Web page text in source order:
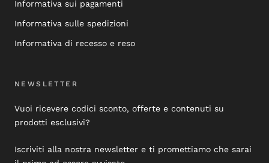
Informativa sui pagamenti
Informativa sulle spedizioni
Informativa di recesso e reso
NEWSLETTER
Vuoi ricevere codici sconto, offerte e contenuti su
prodotti esclusivi?
Iscriviti alla nostra newsletter e ti promettiamo che sarai